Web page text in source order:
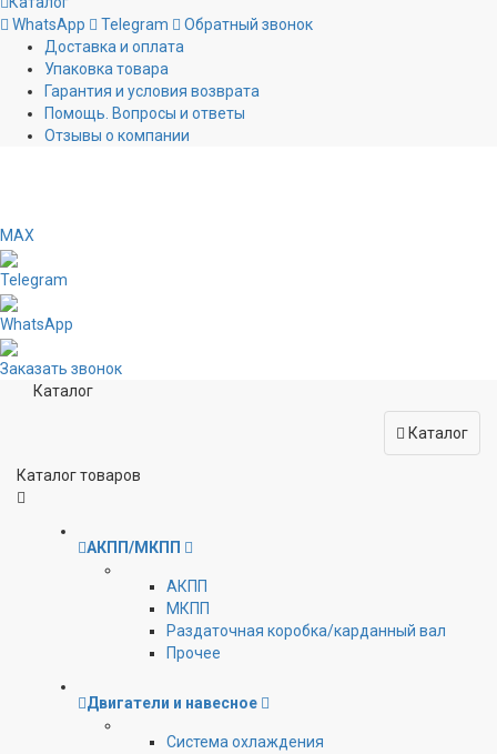
WhatsApp
Telegram
Обратный звонок
Доставка и оплата
Упаковка товара
Гарантия и условия возврата
Помощь. Вопросы и ответы
Отзывы о компании
MAX
Telegram
WhatsApp
Заказать звонок
Каталог
Каталог
Каталог товаров
АКПП/МКПП
АКПП
МКПП
Раздаточная коробка/карданный вал
Прочее
Двигатели и навесное
Cистема охлаждения